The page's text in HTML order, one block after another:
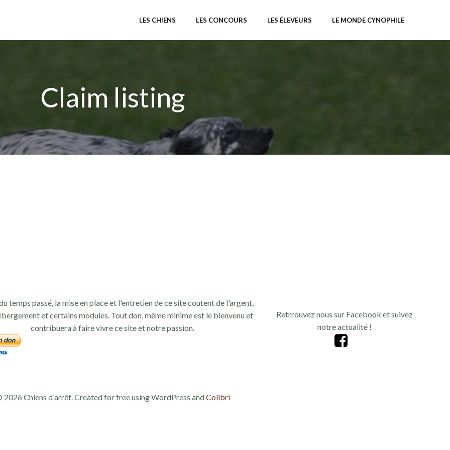
LES CHIENS LES CONCOURS LES ÉLEVEURS LE MONDE CYNOPHILE
Claim listing
temps passé, la mise en place et l'entretien de ce site coutent de l'argent,
et certains modules. Tout don, même minime est le bienvenu et
contribuera à faire vivre ce site et notre passion.
Retrrouvez nous sur Facebook et suivez
notre actualité !
2026 Chiens d'arrêt. Created for free using WordPress andColibri